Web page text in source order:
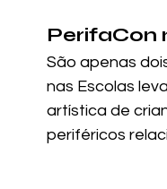
PerifaCon
São apenas
nas Escolas
artística de
periféricos